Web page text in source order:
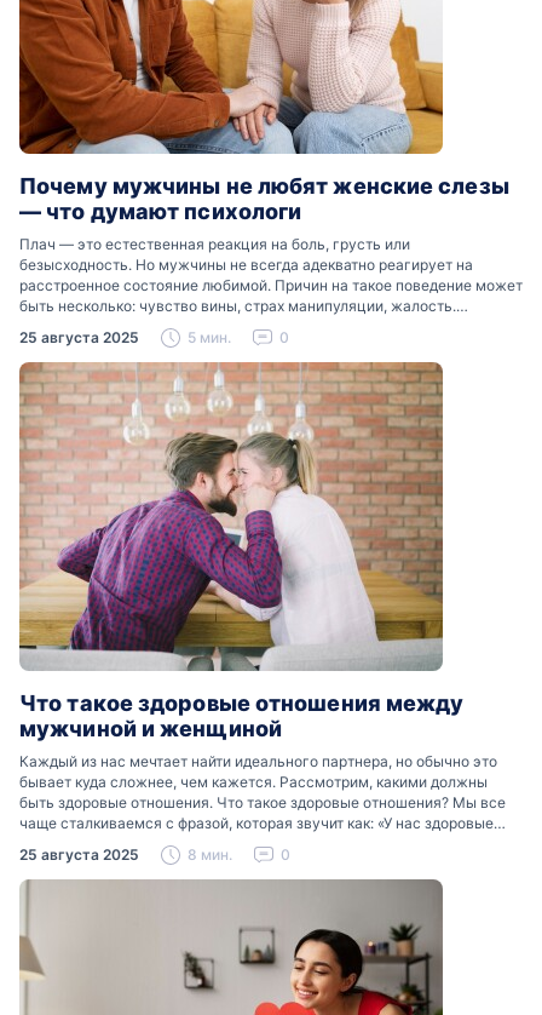
Почему мужчины не любят женские слезы
— что думают психологи
Плач — это естественная реакция на боль, грусть или
безысходность. Но мужчины не всегда адекватно реагирует на
расстроенное состояние любимой. Причин на такое поведение может
быть несколько: чувство вины, страх манипуляции, жалость.
Разобраться, почему мужчины боятся женских слез, помогут советы
психологов…
25 августа 2025 5 мин. 0
Что такое здоровые отношения между
мужчиной и женщиной
Каждый из нас мечтает найти идеального партнера, но обычно это
бывает куда сложнее, чем кажется. Рассмотрим, какими должны
быть здоровые отношения. Что такое здоровые отношения? Мы все
чаще сталкиваемся с фразой, которая звучит как: «У нас здоровые
отношения». Что именно подразумевается…
25 августа 2025 8 мин. 0